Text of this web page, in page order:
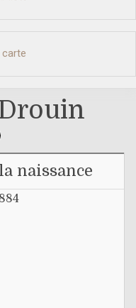
carte
naissance